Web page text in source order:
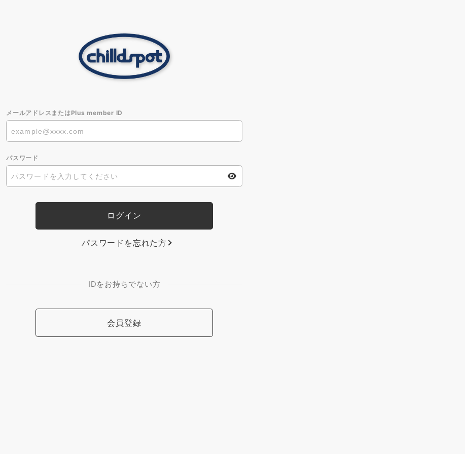
メールアドレスまたはPlus member ID
パスワード
パスワードを忘れた方
IDをお持ちでない方
会員登録